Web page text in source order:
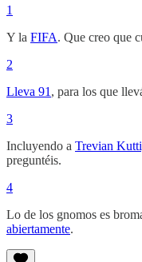
1
Y la FIFA. Que creo que
2
Lleva 91 , para los que
3
Incluyendo a Trevian
preguntéis.
4
Lo de los gnomos es
abiertamente.